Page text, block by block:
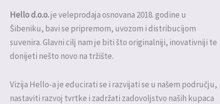
Hello d.o.o.je veleprodaja osnovana 2018. godine u
Šibeniku, bavi se pripremom, uvozom i distribucijom
suvenira. Glavni cilj nam je biti što originalniji, inovativniji te
donijeti nešto novo na tržište.
Vizija Hello-a je educirati se i razvijati se u našem području,
nastaviti razvoj tvrtke i zadržati zadovoljstvo naših kupaca